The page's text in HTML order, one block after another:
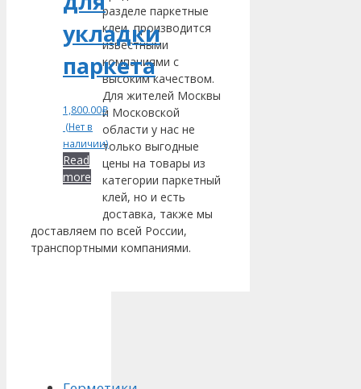
укладки
паркета
1,800.00₽
(Нет в
наличии)
Read
more
разделе паркетные
клеи, производится
известными
компаниями с
высоким качеством.
Для жителей Москвы
и Московской
области у нас не
только выгодные
цены на товары из
категории паркетный
клей, но и есть
доставка, также мы
доставляем по всей России,
транспортными компаниями.